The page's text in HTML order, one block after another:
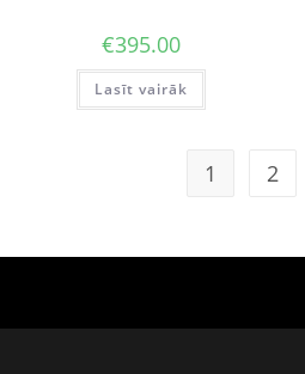
€395.00
Lasīt vairāk
1 2